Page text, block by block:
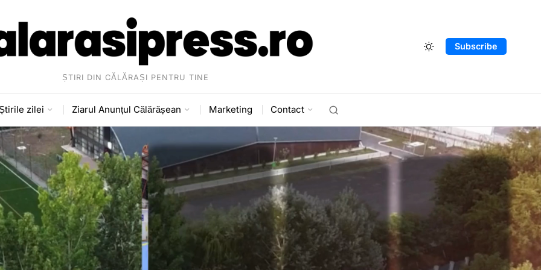
ȘTIRI DIN CĂLĂRAȘI PENTRU TINE
Subscribe
zilei Ziarul Anunțul Călărășean Marketing Contact